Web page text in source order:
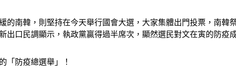
的南韓，則堅持在今天舉行國會大選，大家集體出門投票，南
出口民調顯示，執政黨贏得過半席次，顯然選民對文在寅的防疫
「防疫總選舉」！